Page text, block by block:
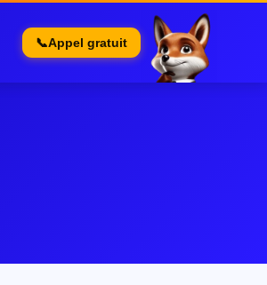
📞Appel gratuit